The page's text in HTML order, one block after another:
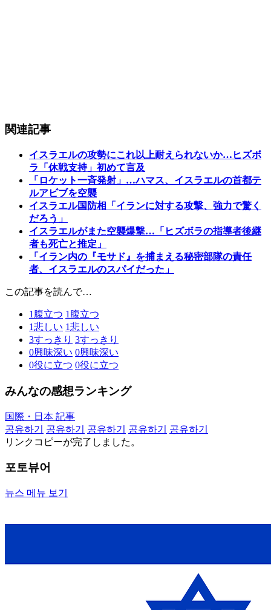
関連記事
イスラエルの攻勢にこれ以上耐えられないか…ヒズボ
ラ「休戦支持」初めて言及
「ロケット一斉発射」…ハマス、イスラエルの首都テ
ルアビブを空襲
イスラエル国防相「イランに対する攻撃、強力で驚く
だろう」
イスラエルがまた空襲爆撃…「ヒズボラの指導者後継
者も死亡と推定」
「イラン内の『モサド』を捕まえる秘密部隊の責任
者、イスラエルのスパイだった」
この記事を読んで…
1 腹立つ 1 腹立つ
1悲しい 1悲しい
3すっきり 3すっきり
0興味深い 0興味深い
0役に立つ 0役に立つ
みんなの感想ランキング
国際・日本 記事
공유하기
공유하기 공유하기 공유하기
공유하기
リンクコピーが完了しました。
포토뷰어
뉴스 메뉴 보기